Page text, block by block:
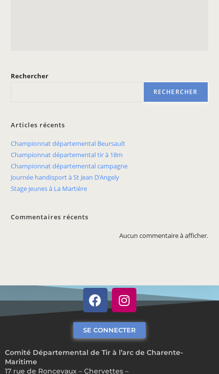
Rechercher
RECHERCHER
Articles récents
Championnat départemental Beursault
Championnat départemental tir à 18m
Championnat départemental campagne
Journée handisport à St Jean D’Angely
Stage jeunes à La Martière
Commentaires récents
Aucun commentaire à afficher.
Comité Départemental de Tir à l’arc de Charente-
Maritime
17 rue de Roncevaux – Chervettes –
SE CONNECTER